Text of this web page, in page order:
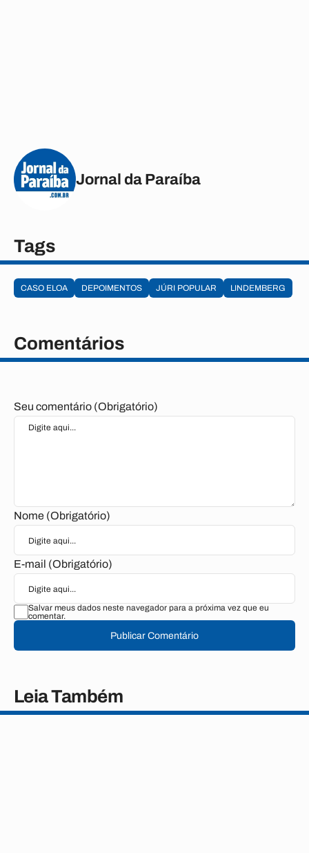
Jornal da Paraíba
Tags
CASO ELOA DEPOIMENTOS JÚRI POPULAR LINDEMBERG
Comentários
Seu comentário (Obrigatório)
Nome (Obrigatório)
E-mail (Obrigatório)
Salvar meus dados neste navegador para a próxima vez que eu
comentar.
Publicar Comentário
Leia Também